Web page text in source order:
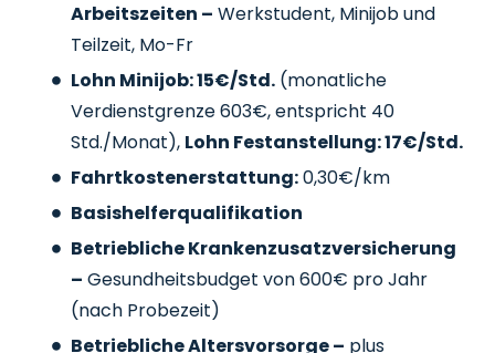
Arbeitszeiten – Werkstudent, Minijob und
Teilzeit, Mo-Fr
Lohn Minijob: 15€/Std. (monatliche
Verdienstgrenze 603€, entspricht 40
Std./Monat), Lohn Festanstellung: 17€/Std.
Fahrtkostenerstattung:0,30€/km
Basishelferqualifikation
Betriebliche Krankenzusatzversicherung
– Gesundheitsbudget von 600€ pro Jahr
(nach Probezeit)
Betriebliche Altersvorsorge – plus